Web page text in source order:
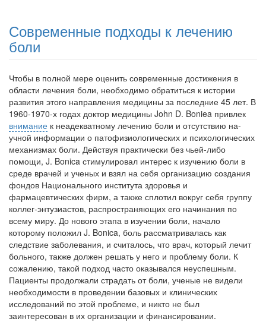
Современные подходы к лечению
боли
Чтобы в полной мере оценить современ­ные достижения в
области лечения боли, необходимо обратиться к истории
развития этого направления медицины за последние 45 лет. В
1960-1970-х годах доктор медици­ны John D. Boniea привлек
внимание к не­адекватному лечению боли и отсутствию на­
учной информации о патофизиологических и психологических
механизмах боли. Дей­ствуя практически без чьей-либо
помощи, J. Bonica стимулировал интерес к изучению боли в
среде врачей и ученых и взял на себя организацию создания
фондов Национально­го института здоровья и
фармацевтических фирм, а также сплотил вокруг себя группу
коллег-энтузиастов, распространяющих его на­чинания по
всему миру. До нового этапа в изу­чении боли, начало
которому положил J. Boni­ca, боль рассматривалась как
следствие за­болевания, и считалось, что врач, который лечит
больного, также должен решать у него и проблему боли. К
сожалению, такой под­ход часто оказывался неуспешным.
Пациен­ты продолжали страдать от боли, ученые не видели
необходимости в проведении базовых и клинических
исследований по этой пробле­ме, и никто не был
заинтересован в их орга­низации и финансировании.